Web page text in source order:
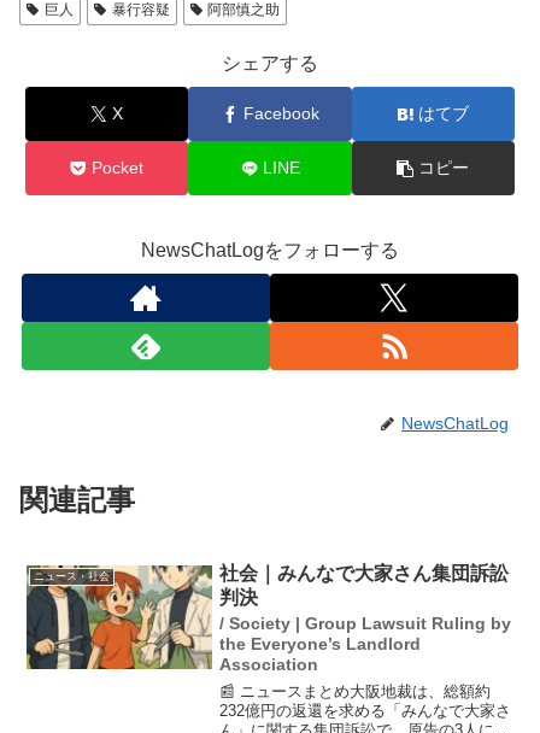
巨人
暴行容疑 阿部慎之助
シェアする
X Facebook はてブ
Pocket LINE コピー
NewsChatLogをフォローする
NewsChatLog
関連記事
ニュース・社会
社会｜みんなで大家さん集団訴訟
判決
/ Society | Group Lawsuit Ruling by
the Everyone’s Landlord
Association
📰 ニュースまとめ大阪地裁は、総額約
232億円の返還を求める「みんなで大家さ